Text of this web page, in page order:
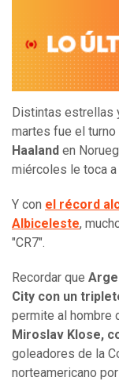
Distintas estrellas
martes fue el turno
Haaland en
miércoles le toca a
Y con el récord
Albiceleste,
"CR7".
Recordar que
City con un
permite al hombre
Miroslav Klose,
goleadores de la
norteamericano